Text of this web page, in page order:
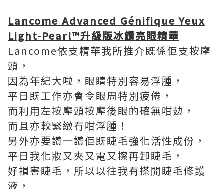
Lancome Advanced Génifique Yeux
Light-Pearl™升級版冰鑽亮眼精華
Lancome依支精華我所推介既係佢支按摩
頭，
因為年紀大啦，眼睛特別容易浮腫，
平日既工作亦會令眼周特別疲倦，
而利用左按摩頭按摩後眼的確無咁攰，
而且亦較緊緻冇咁浮腫！
另外亦要讚一讚佢既睫毛強化活性成份，
平日我化妝又夾又電又擦再卸睫毛，
好損害睫毛，所以以往我有搽開睫毛修護
液，